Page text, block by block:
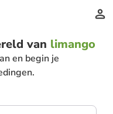
van limango
en begin je